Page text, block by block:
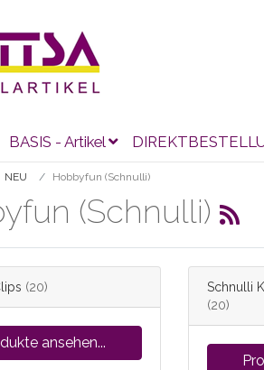
BASIS - Artikel
NEU Hobbyfun (Schnulli)
(Schnulli)
(20)
ansehen...
Schnulli
(20)